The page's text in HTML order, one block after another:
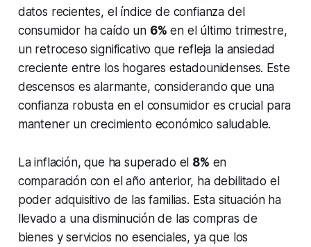
datos recientes, el índice de confianza del
consumidor ha caído un 6% en el último trimestre,
un retroceso significativo que refleja la ansiedad
creciente entre los hogares estadounidenses. Este
descensos es alarmante, considerando que una
confianza robusta en el consumidor es crucial para
mantener un crecimiento económico saludable.
La inflación, que ha superado el 8% en
comparación con el año anterior, ha debilitado el
poder adquisitivo de las familias. Esta situación ha
llevado a una disminución de las compras de
bienes y servicios no esenciales, ya que los